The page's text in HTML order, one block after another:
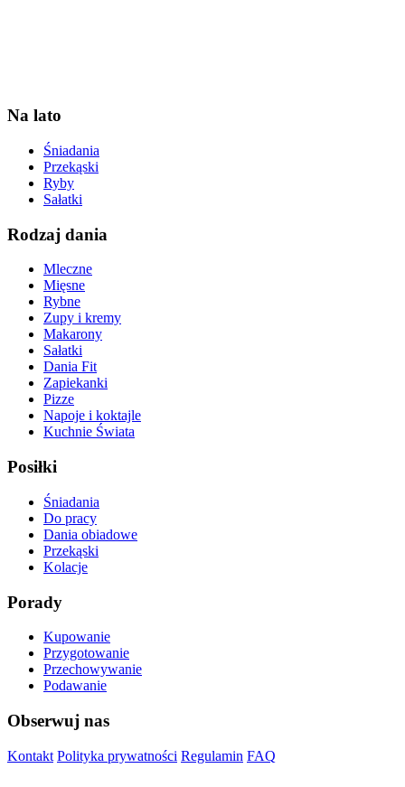
Na lato
Śniadania
Przekąski
Ryby
Sałatki
Rodzaj dania
Mleczne
Mięsne
Rybne
Zupy i kremy
Makarony
Sałatki
Dania Fit
Zapiekanki
Pizze
Napoje i koktajle
Kuchnie Świata
Posiłki
Śniadania
Do pracy
Dania obiadowe
Przekąski
Kolacje
Porady
Kupowanie
Przygotowanie
Przechowywanie
Podawanie
Obserwuj nas
Kontakt Polityka prywatności Regulamin FAQ